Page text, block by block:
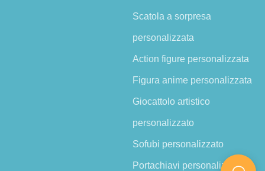
Scatola a sorpresa
personalizzata
Action figure personalizzata
Figura anime personalizzata
Giocattolo artistico
personalizzato
Sofubi personalizzato
Portachiavi personalizzato